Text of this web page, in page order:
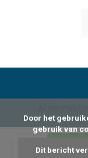
gebruik van
Dit bericht